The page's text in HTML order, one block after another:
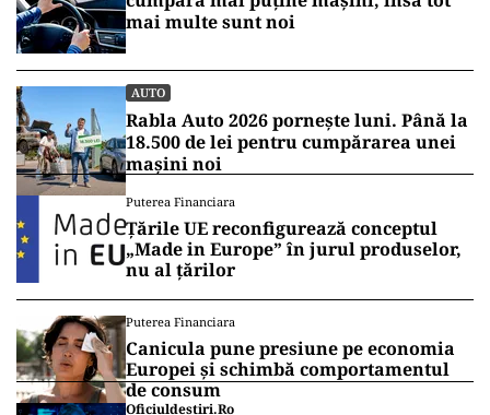
Până la ora actuală, s-au înscris la
producători/dealeri auto 921 de persoane
juridice şi au fost achiziţionate 492 autovehicule
noi, dintre care 294 electrice şi 198 electrice
hibride.
Vrei să fii mereu la curent cu toate știrile? Urmărește
Puterea.ro și pe canalul de WhatsApp
AUTO
Schimbare pe piața auto: românii
cumpără mai puține mașini, însă tot
mai multe sunt noi